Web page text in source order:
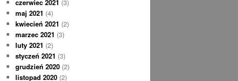
czerwiec 2021 (3)
maj 2021 (4)
kwiecień 2021 (2)
marzec 2021 (3)
luty 2021 (2)
styczeń 2021 (3)
grudzień 2020 (2)
listopad 2020 (2)